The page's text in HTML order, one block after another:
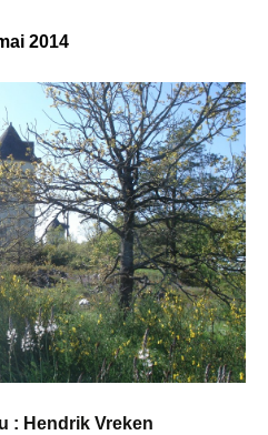
2014
: Hendrik Vreken